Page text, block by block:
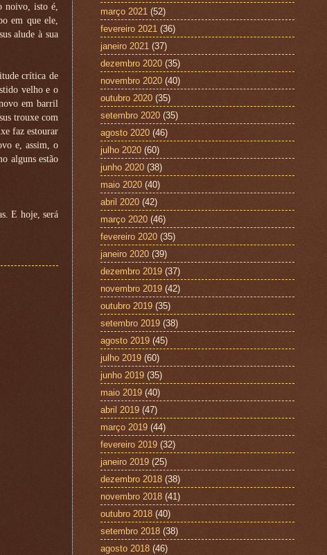
noivo, isto é,
em que ele,
alude à sua
crítica de
velho e o
em barril
trouxe com
faz estourar
e, assim, o
alguns estão
E hoje, será
março 2021 (52)
fevereiro 2021 (36)
janeiro 2021 (37)
dezembro 2020 (35)
novembro 2020 (40)
outubro 2020 (35)
setembro 2020 (35)
agosto 2020 (46)
julho 2020 (60)
junho 2020 (38)
maio 2020 (40)
abril 2020 (42)
março 2020 (46)
fevereiro 2020 (35)
janeiro 2020 (39)
dezembro 2019 (37)
novembro 2019 (42)
outubro 2019 (35)
setembro 2019 (38)
agosto 2019 (45)
julho 2019 (60)
junho 2019 (35)
maio 2019 (40)
abril 2019 (47)
março 2019 (44)
fevereiro 2019 (32)
janeiro 2019 (25)
dezembro 2018 (38)
novembro 2018 (41)
outubro 2018 (40)
setembro 2018 (38)
agosto 2018 (46)